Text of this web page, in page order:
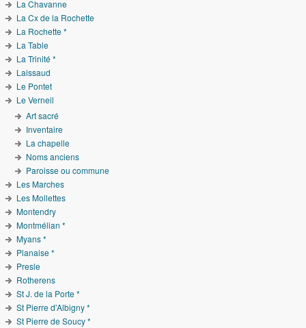
La Chavanne
La Cx de la Rochette
La Rochette *
La Table
La Trinité *
Laissaud
Le Pontet
Le Verneil
Art sacré
Inventaire
La chapelle
Noms anciens
Paroisse ou commune
Les Marches
Les Mollettes
Montendry
Montmélian *
Myans *
Planaise *
Presle
Rotherens
St J. de la Porte *
St Pierre d'Albigny *
St Pierre de Soucy *